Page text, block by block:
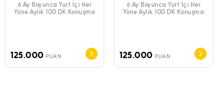
6 Ay Boyunca Yurt İçi Her
Yöne Aylık 100 DK Konuşma
125.000 PUAN
6 Ay Boyunca Yurt İçi Her
Yöne Aylık 100 DK Konuşma
125.000 PUAN